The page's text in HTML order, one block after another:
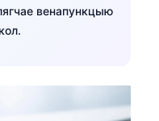
венапункцыю